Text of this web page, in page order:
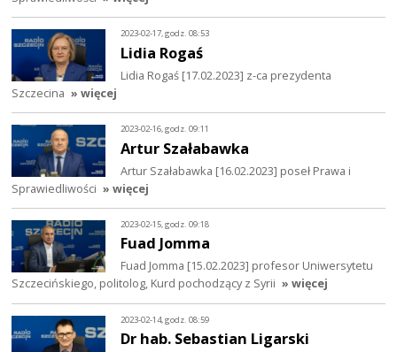
2023-02-17, godz. 08:53
Lidia Rogaś
Lidia Rogaś [17.02.2023] z-ca prezydenta
Szczecina » więcej
2023-02-16, godz. 09:11
Artur Szałabawka
Artur Szałabawka [16.02.2023] poseł Prawa i
Sprawiedliwości » więcej
2023-02-15, godz. 09:18
Fuad Jomma
Fuad Jomma [15.02.2023] profesor Uniwersytetu
Szczecińskiego, politolog, Kurd pochodzący z Syrii » więcej
2023-02-14, godz. 08:59
Dr hab. Sebastian Ligarski